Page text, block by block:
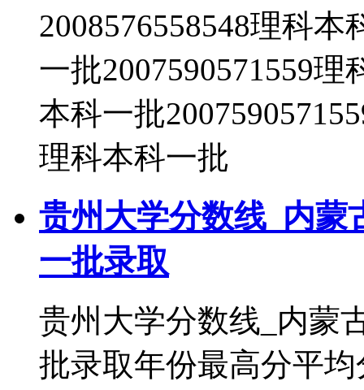
2008576558548理科本
一批2007590571559理
本科一批
理科本科一批
贵州大学分数线_内蒙
一批录取
贵州大学分数线_内蒙
批录取年份最高分平